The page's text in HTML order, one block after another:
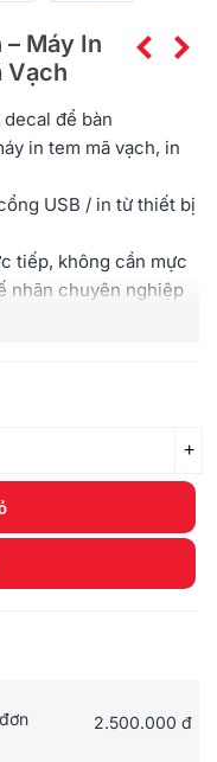
Máy In
Vạch
để bàn
in tem mã vạch, in
USB / in từ thiết bị
tiếp, không cần mực
nhãn chuyên nghiệp
ngang)
(loại bế sẵn)
X 1, Dây cáp USB X
tùy theo lô hàng)
+
2.500.000 đ